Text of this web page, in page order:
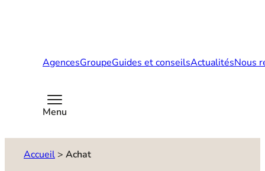
AgencesGroupeGuides et conseilsActualitésNous
Menu
Accueil > Achat